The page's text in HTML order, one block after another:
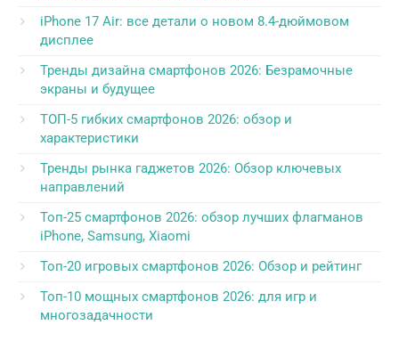
iPhone 17 Air: все детали о новом 8.4-дюймовом
дисплее
Тренды дизайна смартфонов 2026: Безрамочные
экраны и будущее
ТОП-5 гибких смартфонов 2026: обзор и
характеристики
Тренды рынка гаджетов 2026: Обзор ключевых
направлений
Топ-25 смартфонов 2026: обзор лучших флагманов
iPhone, Samsung, Xiaomi
Топ-20 игровых смартфонов 2026: Обзор и рейтинг
Топ-10 мощных смартфонов 2026: для игр и
многозадачности